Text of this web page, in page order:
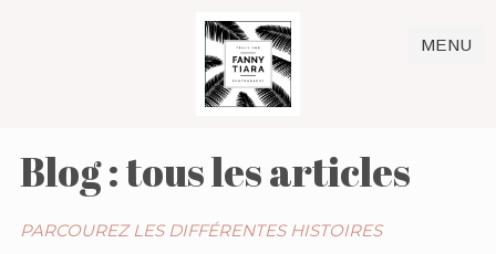
MENU
Blog : tous les articles
PARCOUREZ LES DIFFÉRENTES HISTOIRES